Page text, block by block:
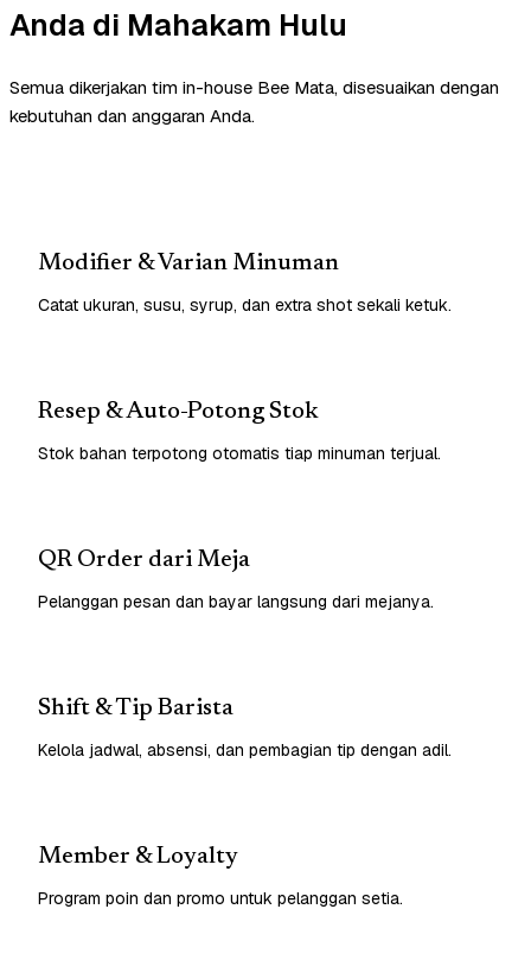
Anda di Mahakam Hulu
Semua dikerjakan tim in-house Bee Mata, disesuaikan dengan
kebutuhan dan anggaran Anda.
Modifier & Varian Minuman
Catat ukuran, susu, syrup, dan extra shot sekali ketuk.
Resep & Auto-Potong Stok
Stok bahan terpotong otomatis tiap minuman terjual.
QR Order dari Meja
Pelanggan pesan dan bayar langsung dari mejanya.
Shift & Tip Barista
Kelola jadwal, absensi, dan pembagian tip dengan adil.
Member & Loyalty
Program poin dan promo untuk pelanggan setia.